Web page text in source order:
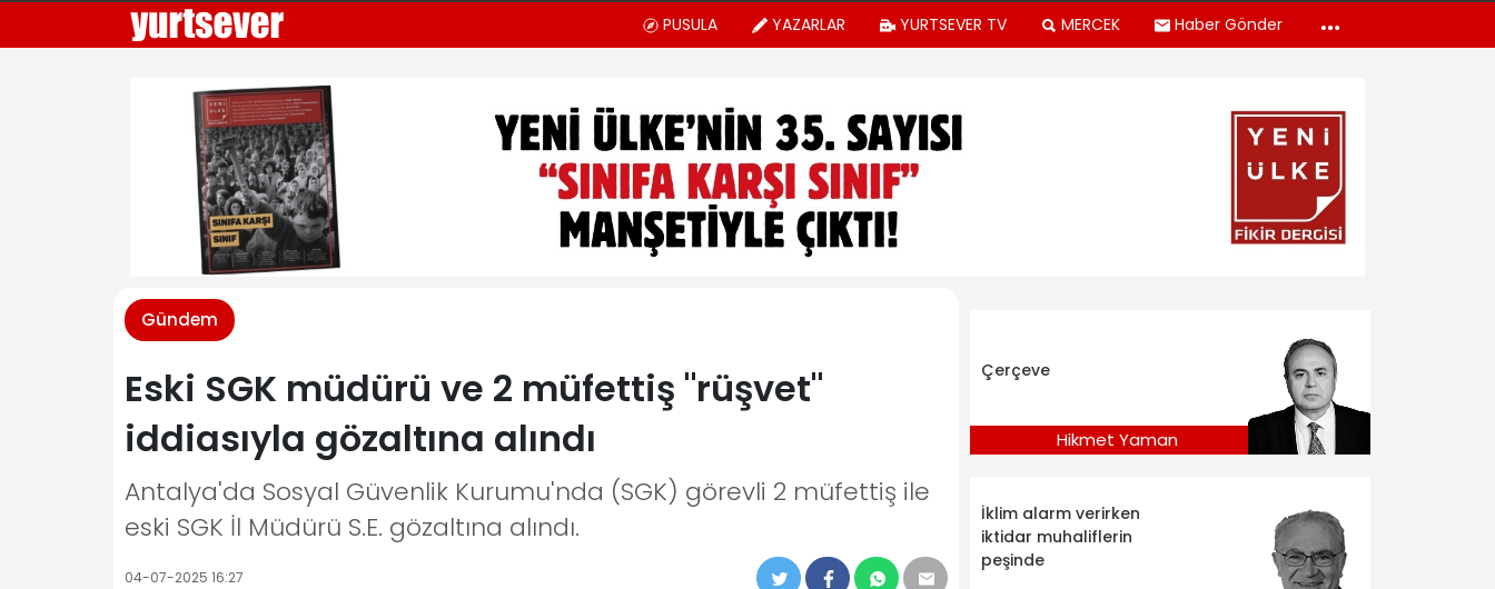
PUSULA YAZARLAR YURTSEVER TV MERCEK Haber Gönder
Gündem
Eski SGK müdürü ve 2 müfettiş "rüşvet"
iddiasıyla gözaltına alındı
Antalya'da Sosyal Güvenlik Kurumu'nda (SGK) görevli 2 müfettiş ile
eski SGK İl Müdürü S.E. gözaltına alındı.
04-07-2025 16:27
Çerçeve
Hikmet Yaman
İklim alarm verirken
iktidar muhaliflerin
peşinde